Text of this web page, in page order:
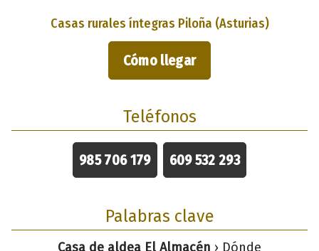
Casas rurales íntegras Piloña (Asturias)
Cómo llegar
Teléfonos
985 706 179 609 532 293
Palabras clave
Casa de aldea El Almacén › Dónde